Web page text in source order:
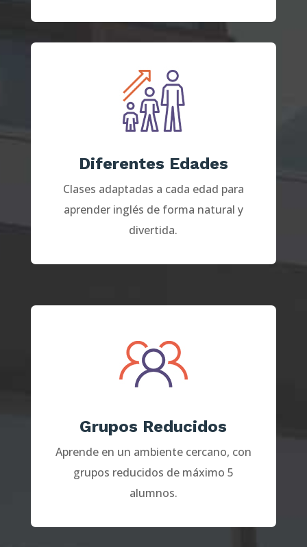
Diferentes Edades
Clases adaptadas a cada edad para
aprender inglés de forma natural y
divertida.
Grupos Reducidos
Aprende en un ambiente cercano, con
grupos reducidos de máximo 5
alumnos.